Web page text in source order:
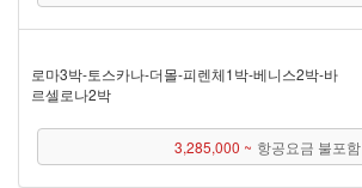
로마 3박 - 토스카나 - 더몰 - 피렌체 1박 - 베니스 2박 - 바
르셀로나 2박
3,285,000 ~ 항공요금 불포함